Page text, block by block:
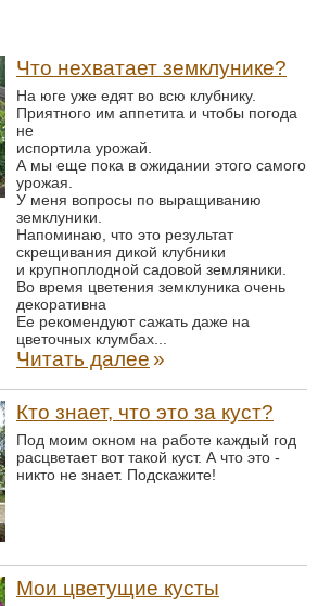
Что нехватает земклунике?
На юге уже едят во всю клубнику.
Приятного им аппетита и чтобы погода
не
испортила урожай.
А мы еще пока в ожидании этого самого
урожая.
У меня вопросы по выращиванию
земклуники.
Напоминаю, что это результат
скрещивания дикой клубники
и крупноплодной садовой земляники.
Во время цветения земклуника очень
декоративна
Ее рекомендуют сажать даже на
цветочных клумбах...
Читать далее»
Кто знает, что это за куст?
Под моим окном на работе каждый год
расцветает вот такой куст. А что это -
никто не знает. Подскажите!
Мои цветущие кусты